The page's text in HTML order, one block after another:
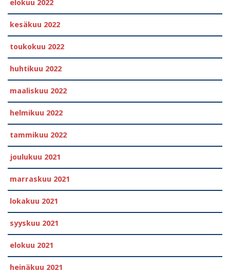
elokuu 2022
kesäkuu 2022
toukokuu 2022
huhtikuu 2022
maaliskuu 2022
helmikuu 2022
tammikuu 2022
joulukuu 2021
marraskuu 2021
lokakuu 2021
syyskuu 2021
elokuu 2021
heinäkuu 2021